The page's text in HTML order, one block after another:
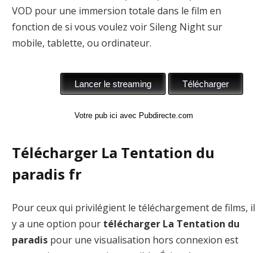
VOD pour une immersion totale dans le film en
fonction de si vous voulez voir Sileng Night sur
mobile, tablette, ou ordinateur.
Votre pub ici avec Pubdirecte.com
Télécharger La Tentation du
paradis fr
Pour ceux qui privilégient le téléchargement de films, il
y a une option pour télécharger La Tentation du
paradis pour une visualisation hors connexion est